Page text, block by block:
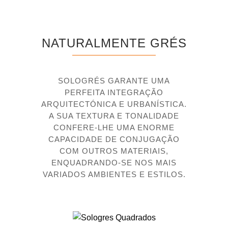
RESISTÊNCIA À FLEXÃO
20 N/MM2
DUREZA DE SUPERFÍCIE (MOHS)
7
RESISTÊNCIA QUÍMICA
NATURALMENTE GRÉS
SOLOGRÉS GARANTE UMA
PERFEITA INTEGRAÇÃO
ARQUITECTÓNICA E URBANÍSTICA.
A SUA TEXTURA E TONALIDADE
CONFERE-LHE UMA ENORME
CAPACIDADE DE CONJUGAÇÃO
COM OUTROS MATERIAIS,
ENQUADRANDO-SE NOS MAIS
VARIADOS AMBIENTES E ESTILOS.